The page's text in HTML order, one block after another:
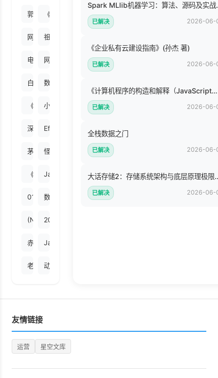
郭沫若全集文学编卷19.pdf
《中国民间秘验偏方大成》上卷-史书达著.pdf
网络是怎样连接的 (户根勤).pdf
祖先(全新升级版) (易中天中华史 1).azw3
电工手册（彩色有目录）.pdf
网络战争：颠覆商业世界的黑客事件 (ePUBw.COM 查尔
白话机器学习算法 ([新加坡] 黄莉婷 苏川集 [[新加坡] 黄莉
数据安全架构设计与实战 (网络空间安全技术丛书) (郑云
《读者》2021年第08期.pdf
小说的骨架：好提纲成就好故事.epub
深入浅出React和Redux (程墨).pdf
Effective MySQL之备份与恢复 (（美）布拉德福著, (美
茅盾文学奖精选集（共二十四册）.epub
怪物大师17泯灭的灵魂碎片.pdf
《非暴力沟通：丰盈生命的教育》(1).pdf
JavaScript全栈开发 (凌杰).pdf
01改变世界：计算机原理趣谈 (逸之).mobi
数据科学家养成手册 (高扬 编著).pdf
(NEW)奥特兰托堡·译言古登堡计划.pdf
2025年中国酒店行业白皮书.pdf
赤脚医生教材 辽宁人民出版社.pdf
Java NIO (Ron Hitchens) .mobi
老人与海[美]海明威.吴劳译.上海译文出版社(2009).pdf
动手玩转Scratch 3.0编程人工智能科创教育指南 ([美]
Spark
已解决 2026-06-
《企业私有云建设指南》(孙杰 著)
已解决 2026-06-
《计算机程序的构造和解释（JavaScript版）》阿贝尔森
已解决 2026-06-
全栈数据之门
已解决 2026-06-
大话存储2：存
已解决 2026-06-
友情链接
运营 星空文库